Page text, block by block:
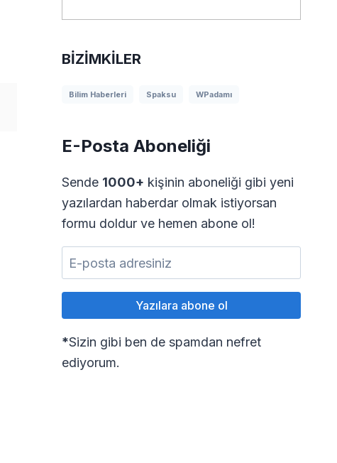
BIZIMKILER
Bilim Haberleri Spaksu WPadamı
E-Posta Aboneliği
Sende 1000+ kişinin aboneliği gibi yeni
yazılardan haberdar olmak istiyorsan
formu doldur ve hemen abone ol!
*Sizin gibi ben de spamdan nefret
ediyorum.